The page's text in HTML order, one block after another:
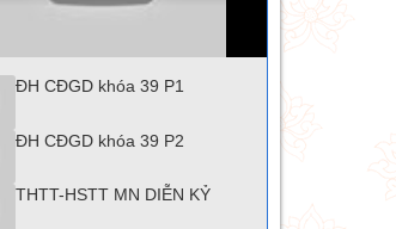
ĐH CĐGD khóa 39 P1
ĐH CĐGD khóa 39 P2
THTT-HSTT MN DIỄN KỶ